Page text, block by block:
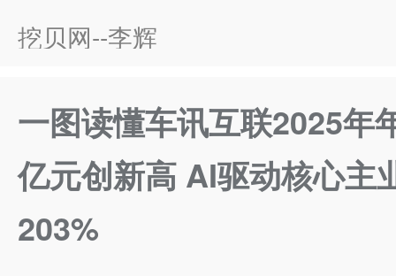
挖贝网--李辉
一图读懂车讯互联2025年
亿元创新高 AI驱动核心主
203%